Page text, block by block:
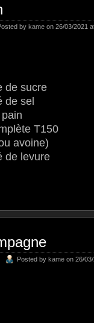
by kame on 26/03/2021
de sucre
de sel
T150
avoine)
de levure
Posted by kame on 26/